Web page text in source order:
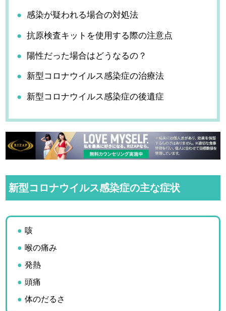
感染が疑われる場合の対処法
抗原検査キットを使用する際の注意点
陽性だった場合はどうなるの？
新型コロナウイルス感染症の治療法
新型コロナウイルス感染症の後遺症
新型コロナウイルス感染症の主な症状
咳
喉の痛み
発熱
頭痛
体のだるさ